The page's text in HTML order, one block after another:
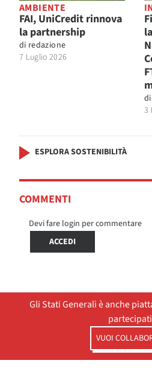
AMBIENTE
FAI, UniCredit rinnova
la partnership
di redazione
7 Luglio 2026
di
3
ESPLORA SOSTENIBILITÀ
COMMENTI
Devi fare login per commentare
ACCEDI
Gli Stati Generali è anche
VUOI